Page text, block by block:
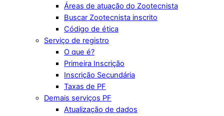
Áreas de atuação do Zootecnista
Buscar Zootecnista inscrito
Código de ética
Serviço de registro
O que é?
Primeira Inscrição
Inscrição Secundária
Taxas de PF
Demais serviços PF
Atualização de dados